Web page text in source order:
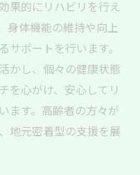
果的にリハビリを行え
身体機能の維持や向上
ポートを行います。
かし、個々の健康状態
を心がけ、安心してリ
ます。高齢者の方々が
地元密着型の支援を展